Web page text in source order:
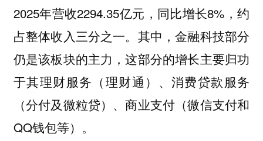
2025年营收2294.35亿元，同比增长8%，约
占整体收入三分之一。其中，金融科技部分
仍是该板块的主力，这部分的增长主要归功
于其理财服务（理财通）、消费贷款服务
（分付及微粒贷）、商业支付（微信支付和
QQ钱包等）。